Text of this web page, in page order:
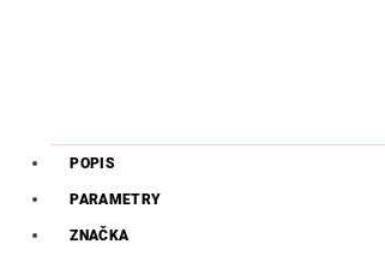
POPIS
PARAMETRY
ZNAČKA